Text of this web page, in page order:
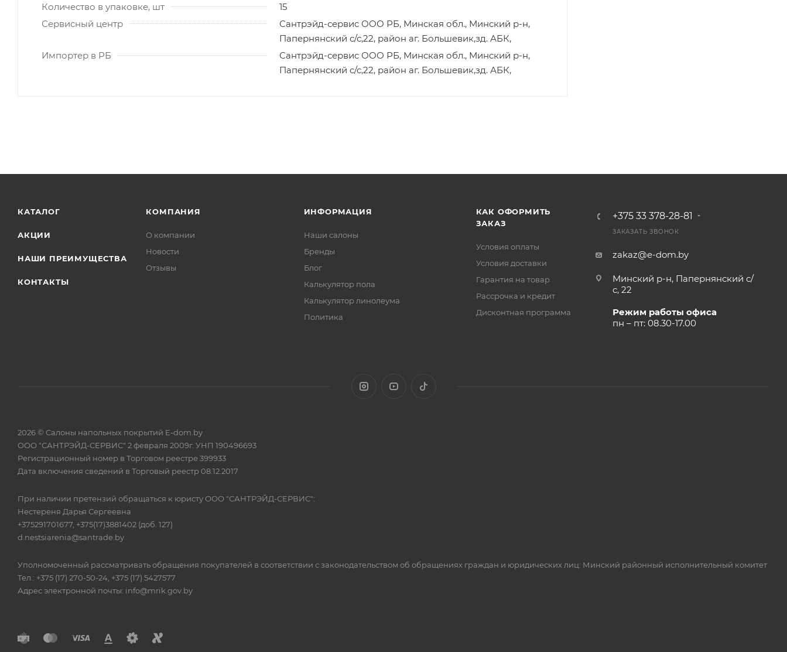
Количество в упаковке, шт
15
Сервисный центр
Сантрэйд-сервис ООО РБ, Минская обл., Минский р-н,
Папернянский с/с,22, район аг. Большевик,зд. АБК,
Импортер в РБ
Сантрэйд-сервис ООО РБ, Минская обл., Минский р-н,
Папернянский с/с,22, район аг. Большевик,зд. АБК,
КАТАЛОГ
АКЦИИ
НАШИ ПРЕИМУЩЕСТВА
КОНТАКТЫ
КОМПАНИЯ
О компании
Новости
Отзывы
ИНФОРМАЦИЯ
Наши салоны
Бренды
Блог
Калькулятор пола
Калькулятор линолеума
Политика
КАК ОФОРМИТЬ
ЗАКАЗ
Условия оплаты
Условия доставки
Гарантия на товар
Рассрочка и кредит
Дисконтная программа
+375 33 378-28-81
ЗАКАЗАТЬ ЗВОНОК
zakaz@e-dom.by
Минский р-н, Папернянский с/
с, 22
Режим работы офиса
пн – пт: 08.30-17.00
2026 © Салоны напольных покрытий E-dom.by
ООО "САНТРЭЙД-СЕРВИС" 2 февраля 2009г. УНП 190496693
Регистрационный номер в Торговом реестре 399933
Дата включения сведений в Торговый реестр 08.12.2017
При наличии претензий обращаться к юристу ООО "САНТРЭЙД-СЕРВИС":
Нестереня Дарья Сергеевна
+375291701677, +375(17)3881402 (доб. 127)
d.nestsiarenia@santrade.by
Уполномоченный рассматривать обращения покупателей в соответствии с законодательством об обращениях граждан и юридических лиц: Минский районный исполнительный комитет
Тел.: +375 (17) 270-50-24, +375 (17) 5427577
Адрес электронной почты: info@mrik.gov.by